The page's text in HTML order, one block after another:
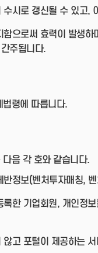
시로 갱신될 수 있고,
으로써 효력이 발생
주됩니다.
령에 따릅니다.
음 각 호와 같습니다.
반정보(벤처투자매칭,
록한 기업회원, 개인정
않고 포털이 제공하는